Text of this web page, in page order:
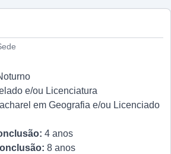
e/ou Licenciatura
em Geografia e/ou Licenciado
4 anos
8 anos